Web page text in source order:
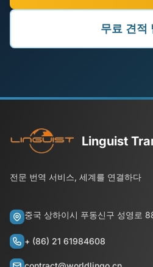
무료 견적
Linguist
전문 번역 서비스, 세계를 연결하다
중국 상하이시 푸동신구 성영로
+ (86) 21 61984608